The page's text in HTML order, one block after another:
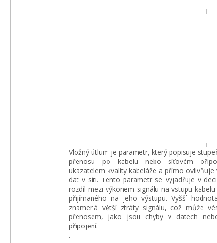
Vložný útlum je parametr, který popisuje
přenosu po kabelu nebo síťovém
ukazatelem kvality kabeláže a přímo
dat v síti. Tento parametr se vyjadřuje v
rozdíl mezi výkonem signálu na vstupu
přijímaného na jeho výstupu. Vyšší
znamená větší ztráty signálu, což může
přenosem, jako jsou chyby v datech
připojení.
.